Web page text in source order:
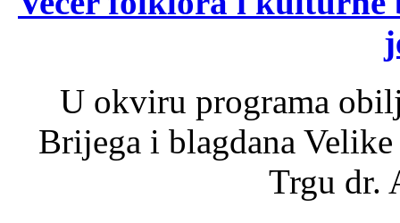
U okviru programa
Brijega i blagdana
Trgu dr.